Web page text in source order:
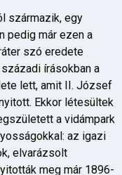
származik, egy
pedig már ezen a
szó eredete
írásokban a
lett, amit II. József
Ekkor létesültek
a vidámpark
az igazi
elvarázsolt
meg már 1896-